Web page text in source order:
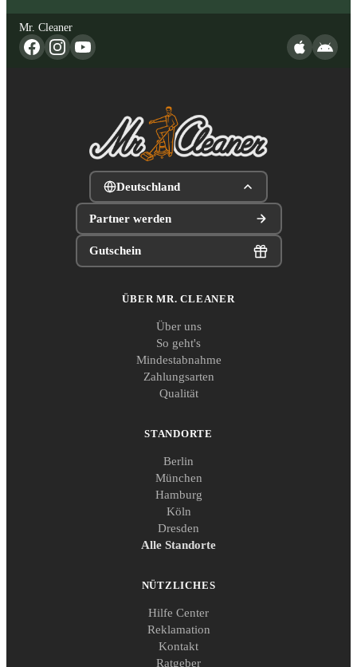
Mr. Cleaner
Deutschland
Partner werden
Gutschein
ÜBER MR. CLEANER
Über uns
So geht's
Mindestabnahme
Zahlungsarten
Qualität
STANDORTE
Berlin
München
Hamburg
Köln
Dresden
Alle Standorte
NÜTZLICHES
Hilfe Center
Reklamation
Kontakt
Ratgeber